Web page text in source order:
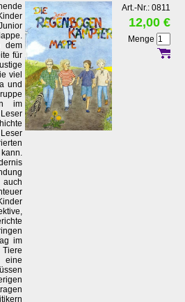
dem
für
viel
und
im
im
eine
Art.-Nr.: 0811
12,00 €
Menge